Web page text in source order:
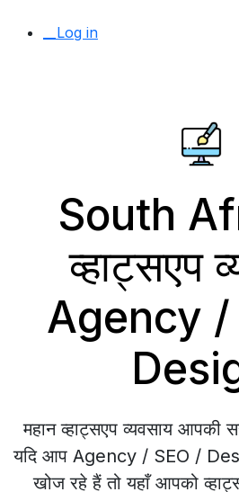
__Log in
South
व्हाट्सएप
Agency /
महान व्हाट्सएप व्यवसाय आपकी
यदि आप Agency / SEO /
खोज रहे हैं तो यहाँ आपको